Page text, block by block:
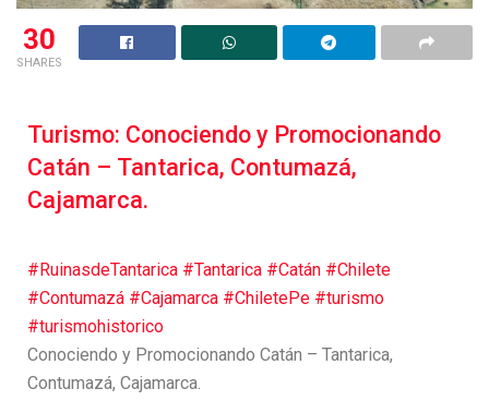
30
SHARES
Turismo: Conociendo y Promocionando
Catán – Tantarica, Contumazá,
Cajamarca.
#RuinasdeTantarica #Tantarica #Catán #Chilete
#Contumazá #Cajamarca #ChiletePe #turismo
#turismohistorico
Conociendo y Promocionando Catán – Tantarica,
Contumazá, Cajamarca.